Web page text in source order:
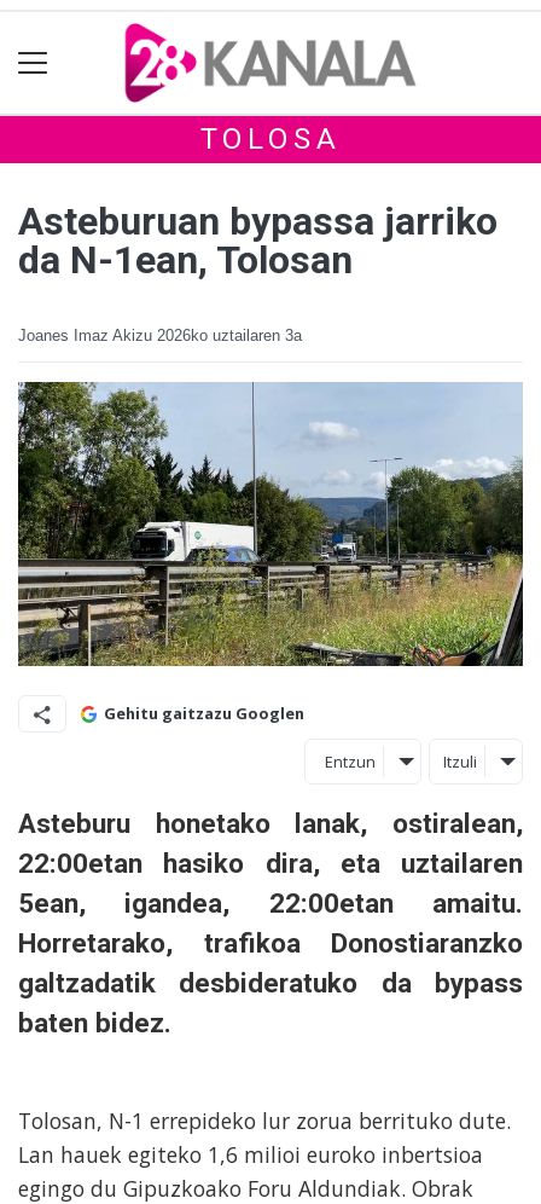
TOLOSA
Asteburuan bypassa jarriko
da N-1ean, Tolosan
Joanes Imaz Akizu 2026ko uztailaren 3a
Gehitu gaitzazu Googlen
Entzun Itzuli
Asteburu honetako lanak, ostiralean,
22:00etan hasiko dira, eta uztailaren
5ean, igandea, 22:00etan amaitu.
Horretarako, trafikoa Donostiaranzko
galtzadatik desbideratuko da bypass
baten bidez.
Tolosan, N-1 errepideko lur zorua berrituko dute.
Lan hauek egiteko 1,6 milioi euroko inbertsioa
egingo du Gipuzkoako Foru Aldundiak. Obrak